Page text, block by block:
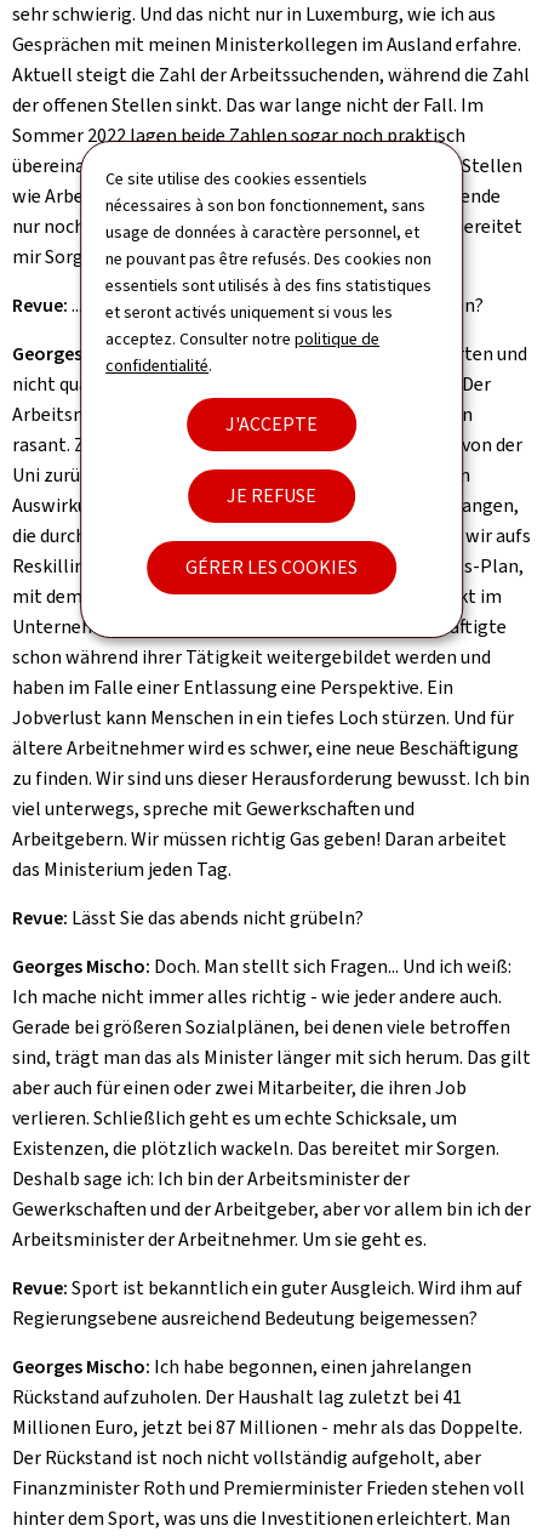
Ce site utilise des cookies essentiels
nécessaires à son bon fonctionnement, sans
usage de données à caractère personnel, et
ne pouvant pas être refusés. Des cookies non
essentiels sont utilisés à des fins statistiques
et seront activés uniquement si vous les
acceptez. Consulter notrepolitique de
confidentialité.
J'ACCEPTE
JE REFUSE
GÉRER LES COOKIES
sehr schwierig. Und das nicht nur in Luxemburg, wie ich aus
Gesprächen mit meinen Ministerkollegen im Ausland erfahre.
Aktuell steigt die Zahl der Arbeitssuchenden, während die Zahl
der offenen Stellen sinkt. Das war lange nicht der Fall. Im
Sommer 2022 lagen beide Zahlen sogar noch praktisch
übereinander. Damals hatten wir genauso viele offene Stellen
wie Arbeitssuchende. Heute stehen 18.000 Arbeitssuchende
nur noch knapp 7.000 offenen Stellen gegenüber. Das bereitet
mir Sorgen...
Revue:...zumal ganz bestimmte Profile gesucht werden?
Georges Mischo:
Wir haben einen Mangel an qualifizierten und
nicht qualifizierten Arbeitskräften - in allen Sektoren! Der
Arbeitsmarkt ist in Bewegung, Entwicklungen erfolgen
rasant. Zum Teil kommen junge Menschen mit Wissen von der
Uni zurück, das bereits überholt ist. Wir müssen uns den
Auswirkungen der KI stellen und die Arbeitsplätze auffangen,
die durch die Automatisierung wegfallen. Dafür setzen wir aufs
Reskilling/Upskilling der ADEM und auf den neuen Skills-Plan,
mit dem kleine und mittlere Betriebe Schulungen direkt im
Unternehmen durchführen können. So können Beschäftigte
schon während ihrer Tätigkeit weitergebildet werden und
haben im Falle einer Entlassung eine Perspektive. Ein
Jobverlust kann Menschen in ein tiefes Loch stürzen. Und für
ältere Arbeitnehmer wird es schwer, eine neue Beschäftigung
zu finden. Wir sind uns dieser Herausforderung bewusst. Ich bin
viel unterwegs, spreche mit Gewerkschaften und
Arbeitgebern. Wir müssen richtig Gas geben! Daran arbeitet
das Ministerium jeden Tag.
Revue: Lässt Sie das abends nicht grübeln?
Georges Mischo: Doch. Man stellt sich Fragen... Und ich weiß:
Ich mache nicht immer alles richtig - wie jeder andere auch.
Gerade bei größeren Sozialplänen, bei denen viele betroffen
sind, trägt man das als Minister länger mit sich herum. Das gilt
aber auch für einen oder zwei Mitarbeiter, die ihren Job
verlieren. Schließlich geht es um echte Schicksale, um
Existenzen, die plötzlich wackeln. Das bereitet mir Sorgen.
Deshalb sage ich: Ich bin der Arbeitsminister der
Gewerkschaften und der Arbeitgeber, aber vor allem bin ich der
Arbeitsminister der Arbeitnehmer. Um sie geht es.
Revue:Sport ist bekanntlich ein guter Ausgleich. Wird ihm auf
Regierungsebene ausreichend Bedeutung beigemessen?
Georges Mischo: Ich habe begonnen, einen jahrelangen
Rückstand aufzuholen. Der Haushalt lag zuletzt bei 41
Millionen Euro, jetzt bei 87 Millionen - mehr als das Doppelte.
Der Rückstand ist noch nicht vollständig aufgeholt, aber
Finanzminister Roth und Premierminister Frieden stehen voll
hinter dem Sport, was uns die Investitionen erleichtert. Man